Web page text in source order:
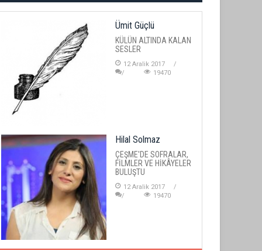
Ümit Güçlü
KÜLÜN ALTINDA KALAN
SESLER
12 Aralik 2017
19470
Hilal Solmaz
ÇEŞME'DE SOFRALAR,
FİLMLER VE HİKÂYELER
BULUŞTU
12 Aralik 2017
19470